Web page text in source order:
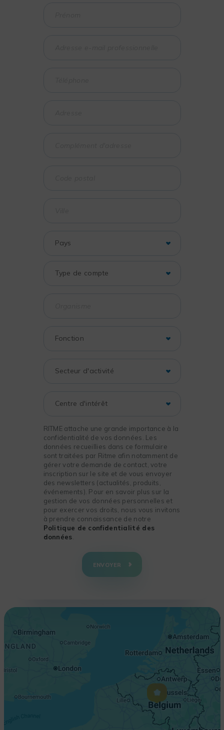
RITME attache une grande importance à la
confidentialité de vos données. Les
données recueillies dans ce formulaire
sont traitées par Ritme afin notamment de
gérer votre demande de contact, votre
inscription sur le site et de vous envoyer
des newsletters (actualités, produits,
événements). Pour en savoir plus sur la
gestion de vos données personnelles et
pour exercer vos droits, nous vous invitons
à prendre connaissance de notre
Politique de confidentialité des
données
ENVOYER